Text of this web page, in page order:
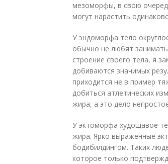
мезоморфы, в свою
могут нарастить
У эндоморфа тело
обычно не любят
строение своего тела, я
добиваются значимых
приходится не в пример
добиться атлетических
жира, а это дело
У эктоморфа худощавое
жира. Ярко выраженные
бодибилдингом. Таких
которое только